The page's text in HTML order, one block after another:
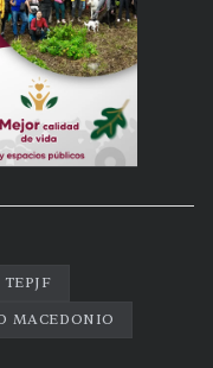
TEPJF
MACEDONIO